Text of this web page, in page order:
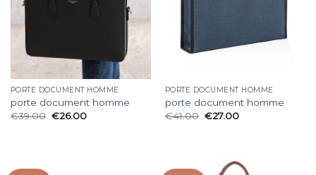
PORTE DOCUMENT HOMME
porte document homme
€39.00 €26.00
PORTE DOCUMENT HOMME
porte document homme
€41.00 €27.00